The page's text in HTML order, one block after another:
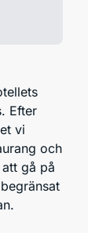
Efter
vi
och
gå på